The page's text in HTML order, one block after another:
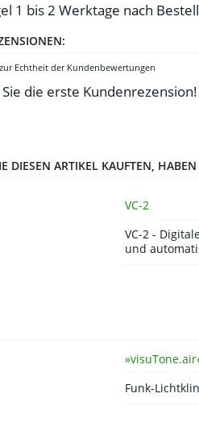
1 bis 2 Werktage nach
Echtheit der Kundenbewertungen
die erste Kundenrezension!
DIESEN ARTIKEL KAUFTEN,
VC-2
VC-2 -
und
Funk-